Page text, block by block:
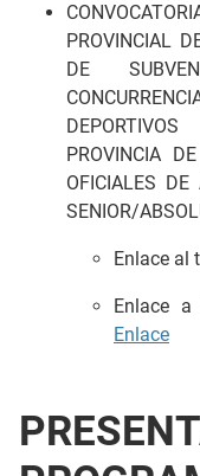
PROVINCIAL
DE
PROVINCIA
OFICIALES
SENIOR/
Enlace al
Enlace
Enlace